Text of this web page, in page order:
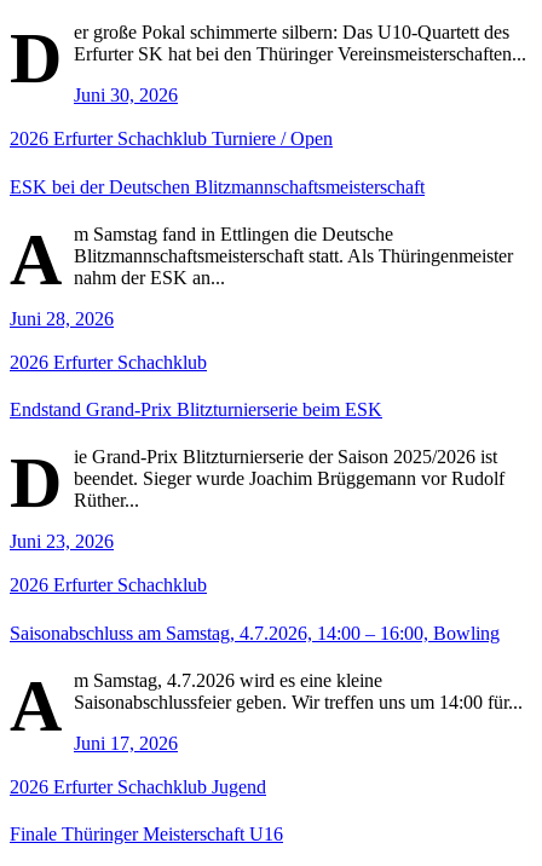
D
er große Pokal schimmerte silbern: Das U10-Quartett des
Erfurter SK hat bei den Thüringer Vereinsmeisterschaften...
Juni 30, 2026
2026 Erfurter Schachklub Turniere / Open
ESK bei der Deutschen Blitzmannschaftsmeisterschaft
A m Samstag fand in Ettlingen die Deutsche
Blitzmannschaftsmeisterschaft statt. Als Thüringenmeister
nahm der ESK an...
Juni 28, 2026
2026 Erfurter Schachklub
Endstand Grand-Prix Blitzturnierserie beim ESK
D
ie Grand-Prix Blitzturnierserie der Saison 2025/2026 ist
beendet. Sieger wurde Joachim Brüggemann vor Rudolf
Rüther...
Juni 23, 2026
2026 Erfurter Schachklub
Saisonabschluss am Samstag, 4.7.2026, 14:00 – 16:00, Bowling
A m Samstag, 4.7.2026 wird es eine kleine
Saisonabschlussfeier geben. Wir treffen uns um 14:00 für...
Juni 17, 2026
2026 Erfurter Schachklub Jugend
Finale Thüringer Meisterschaft U16